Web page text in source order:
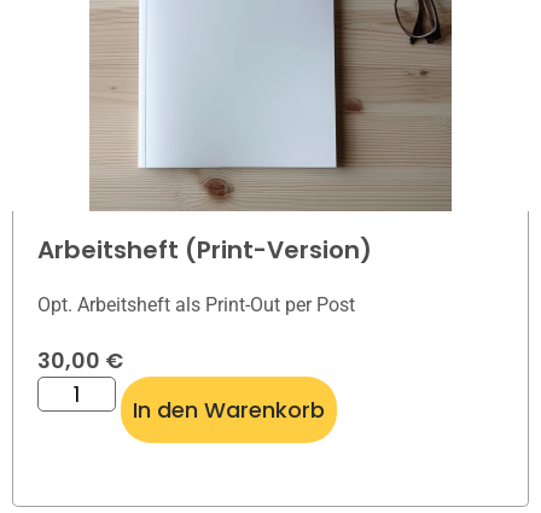
Arbeitsheft (Print-Version)
Opt. Arbeitsheft als Print-Out per Post
30,00 €
In den Warenkorb